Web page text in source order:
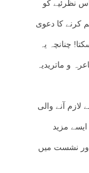
نظرئیے کو
کرنے کا دعوی
چنانچہ یہ
و ماتریدیہ
آنے والی
مزید
نشست میں